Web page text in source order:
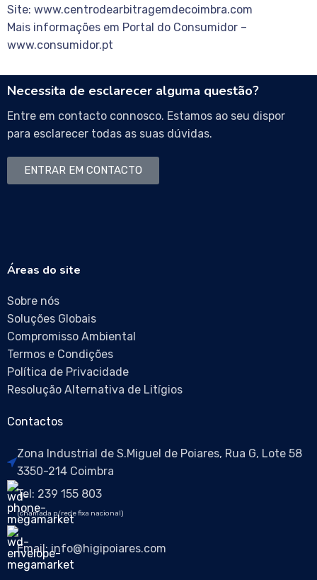
Site: www.centrodearbitragemdecoimbra.com
Mais informações em Portal do Consumidor –
www.consumidor.pt
Necessita de esclarecer alguma questão?
Entre em contacto connosco. Estamos ao seu dispor
para esclarecer todas as suas dúvidas.
ENTRAR EM CONTACTO
Áreas do site
Sobre nós
Soluções Globais
Compromisso Ambiental
Termos e Condições
Política de Privacidade
Resolução Alternativa de Litígios
Contactos
Zona Industrial de S.Miguel de Poiares, Rua G, Lote 58
3350-214 Coimbra
Tel: 239 155 803
(chamada p/rede fixa nacional)
Email: info@higipoiares.com